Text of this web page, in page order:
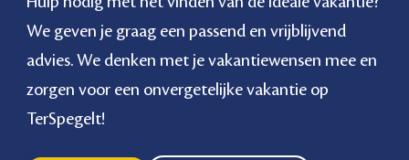
We geven je graag een passend en vrijblijvend
advies. We denken met je vakantiewensen mee en
zorgen voor een onvergetelijke vakantie op
TerSpegelt!